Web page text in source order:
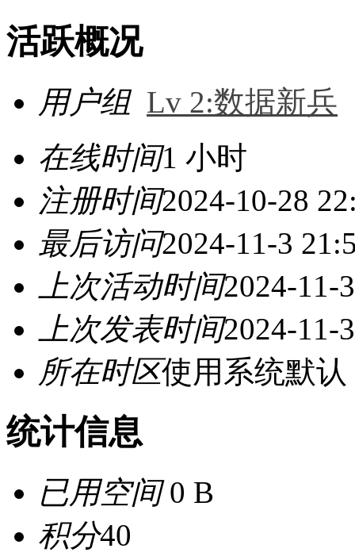
活跃概况
用户组 Lv 2:数据新兵
在线时间1 小时
注册时间2024-10-28
最后访问2024-11-3
上次活动时间2024-11-
上次发表时间2024-11-
所在时区使用系统默认
统计信息
已用空间0 B
积分40